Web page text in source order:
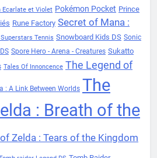
Ecarlate et Violet Pokémon Pocket Prince
Rune Factory Secret of Mana :
Tennis Snowboard Kids DS Sonic
Spore Hero - Arena - Creatures Sukatto
Tales Of Innoncence The Legend of
: A Link Between Worlds The
: Breath of the
Zelda : Tears of the Kingdom